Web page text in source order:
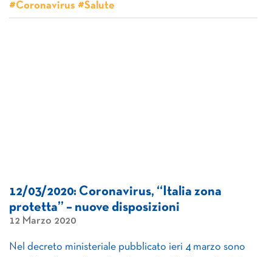
#Coronavirus #Salute
12/03/2020: Coronavirus, “Italia zona
protetta” – nuove disposizioni
12 Marzo 2020
Nel decreto ministeriale pubblicato ieri 4 marzo sono